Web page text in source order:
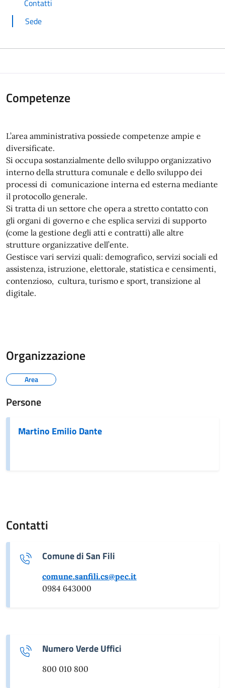
Contatti
Sede
Competenze
L’area amministrativa possiede competenze ampie e
diversificate.
Si occupa sostanzialmente dello sviluppo organizzativo
interno della struttura comunale e dello sviluppo dei
processi di comunicazione interna ed esterna mediante
il protocollo generale.
Si tratta di un settore che opera a stretto contatto con
gli organi di governo e che esplica servizi di supporto
(come la gestione degli atti e contratti) alle altre
strutture organizzative dell’ente.
Gestisce vari servizi quali: demografico, servizi sociali ed
assistenza, istruzione, elettorale, statistica e censimenti,
contenzioso, cultura, turismo e sport, transizione al
digitale.
Organizzazione
Area
Persone
Martino Emilio Dante
Contatti
Comune di San Fili
comune.sanfili.cs@pec.it
0984 643000
Numero Verde Uffici
800 010 800